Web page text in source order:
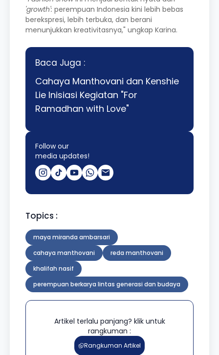
'growth': perempuan Indonesia kini lebih bebas
berekspresi, lebih terbuka, dan berani
menunjukkan kreativitasnya," ungkap Karina.
Baca Juga :
Cahaya Manthovani dan Kenshie
Lie Inisiasi Kegiatan "For
Ramadhan with Love"
Follow our
media updates!
Topics :
maya miranda ambarsari
cahaya manthovani
reda manthovani
khalifah nasif
perempuan berkarya lintas generasi dan budaya
Artikel terlalu panjang? klik untuk
rangkuman :
Rangkuman Artikel